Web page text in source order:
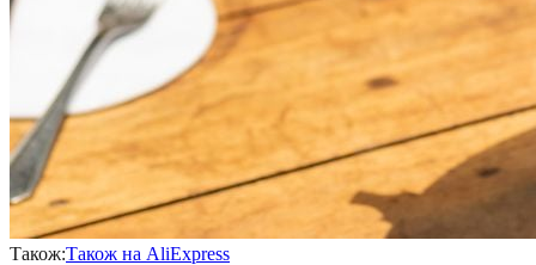
Також:Також на AliExpress